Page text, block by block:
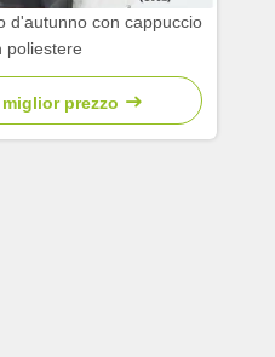
d'autunno con cappuccio
poliestere
prezzo